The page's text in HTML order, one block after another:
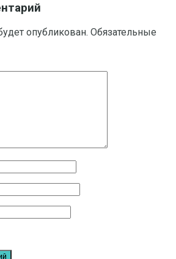
опубликован. Обязательные